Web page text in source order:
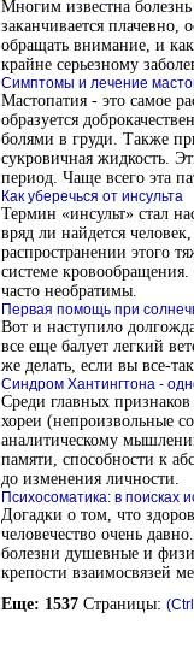
Многим известна
заканчивается
обращать внимание, и
крайне серьезному
Симптомы и лечение
Мастопатия - это самое
образуется
болями в груди. Также
сукровичная жидкость.
период. Чаще всего эта
Как уберечься от инсульта
Термин «инсульт» стал
вряд ли найдется
распространении этого
системе
часто необратимы.
Первая помощь при
Вот и наступило
все еще балует легкий
же делать, если вы все-
Синдром Хантингтона -
Среди главных
хореи (непроизвольные
аналитическому
памяти, способности к
до изменения личности.
Психосоматика: в поисках
Догадки о том, что
человечество очень
болезни душевные и
крепости взаимосвязей
Еще: 1537 Страницы: